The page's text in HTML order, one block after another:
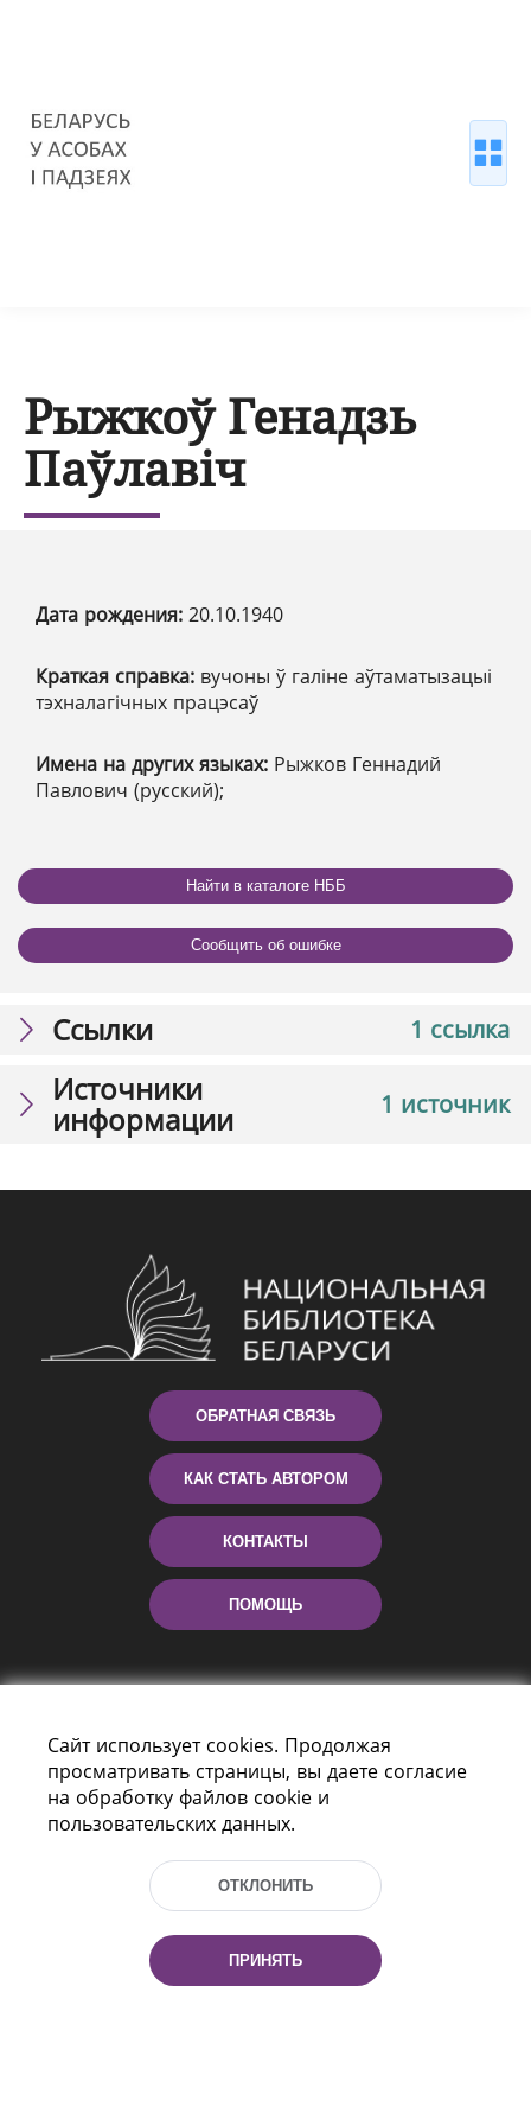
Рыжкоў Генадзь
Паўлавіч
Дата рождения: 20.10.1940
Краткая справка: вучоны ў галіне аўтаматызацыі
тэхналагічных працэсаў
Имена на других языках: Рыжков Геннадий
Павлович (русский);
Найти в каталоге НББ
Сообщить об ошибке
1 ссылка
Ссылки
1 источник
Источники
информации
ОБРАТНАЯ СВЯЗЬ
КАК СТАТЬ АВТОРОМ
КОНТАКТЫ
ПОМОЩЬ
Пр-т Независимости 116
г. Минск, Республика Беларусь, 220114
Тел.: (+375 17) 368 37 37, Факс: (+375 17)
Эл. почта: inbox@nlb.by
Сайт использует cookies. Продолжая
просматривать страницы, вы даете согласие
на обработку файлов cookie и
пользовательских данных.
ОТКЛОНИТЬ
ПРИНЯТЬ